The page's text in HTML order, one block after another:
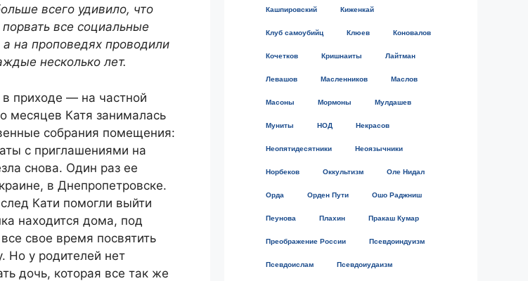
всего удивило, что
все социальные
а на проповедях проводили
несколько лет.
приходе — на частной
месяцев Катя занималась
собрания помещения:
с приглашениями на
снова. Один раз ее
в Днепропетровске.
Кати помогли выйти
находится дома, под
свое время посвятить
Но у родителей нет
дочь, которая все так же
Кашпировский Киженкай
Клуб самоубийц Клюев Коновалов
Кочетков Кришнаиты Лайтман
Левашов Масленников Маслов
Масоны Мормоны Мулдашев
Муниты НОД Некрасов
Неопятидесятники Неоязычники
Норбеков Оккультизм Оле Нидал
Орда Орден Пути Ошо Раджниш
Пеунова Плахин Пракаш Кумар
Преображение России Псевдоиндуизм
Псевдоислам Псевдоиудаизм